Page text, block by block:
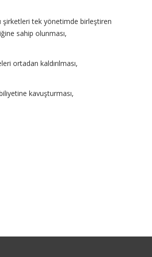
şirketleri tek yönetimde birleştiren
sahip olunması,
ortadan kaldırılması,
kavuşturması,